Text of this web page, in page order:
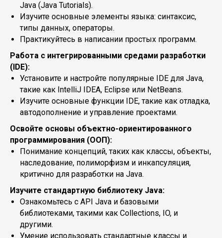
Java (Java Tutorials).
Изучите основные элементы языка: синтаксис,
типы данных, операторы.
Практикуйтесь в написании простых программ.
Работа с интегрированными средами разработки
(IDE):
Установите и настройте популярные IDE для Java,
такие как IntelliJ IDEA, Eclipse или NetBeans.
Изучите основные функции IDE, такие как отладка,
автодополнение и управление проектами.
Освойте основы объектно-ориентированного
программирования (ООП):
Понимание концепций, таких как классы, объекты,
наследование, полиморфизм и инкапсуляция,
критично для разработки на Java.
Изучите стандартную библиотеку Java:
Ознакомьтесь с API Java и базовыми
библиотеками, такими как Collections, IO, и
другими.
Умение использовать стандартные классы и